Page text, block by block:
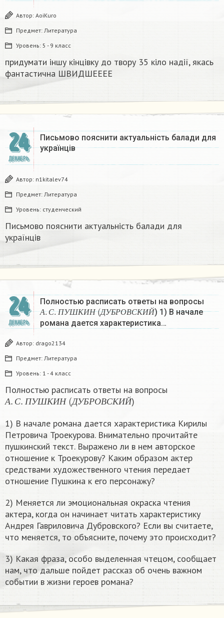
Автор: AoiKuro
Предмет: Литература
Уровень: 5 - 9 класс
придумати іншу кінцівку до твору 35 кіло надії, якась
фантастична​ ШВИДШЕЕЕЕ
24
ДЕКАБРЬ
Письмово пояснити актуальність балади для
українців
Автор: n1kitalev74
Предмет: Литература
Уровень: студенческий
Письмово пояснити актуальність балади для
українців
24
ДЕКАБРЬ
Полностью расписать ответы на вопросы
А С П У Ш КИ Н
А С. ПУШКИН
Д УБР ОВ СКИЙ
(ДУБРОВСКИЙ) 1) В начале
романа дается характеристика…
Автор: drago2134
Предмет: Литература
Уровень: 1 - 4 класс
Полностью расписать ответы на вопросы
А С П У Ш КИ Н
АС.ПУШКИН
Д У Б Р О В С КИ Й
(ДУБРОВСКИЙ)
1) В начале романа дается характеристика Кирилы
Петровича Троекурова. Внимательно прочитайте
пушкинский текст. Выражено ли в нем авторское
отношение к Троекурову? Каким образом актер
средствами художественного чтения передает
отношение Пушкина к его персонажу?
2) Меняется ли эмоциональная окраска чтения
актера, когда он начинает читать характеристику
Андрея Гавриловича Дубровского? Если вы считаете,
что меняется, то объясните, почему это происходит?
3) Какая фраза, особо выделенная чтецом, сообщает
нам, что дальше пойдет рассказ об очень важном
событии в жизни героев романа?